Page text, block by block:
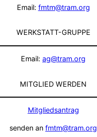
Email: fmtm@tram.org
WERKSTATT-GRUPPE
Email: ag@tram.org
MITGLIED WERDEN
Mitgliedsantrag
senden an fmtm@tram.org